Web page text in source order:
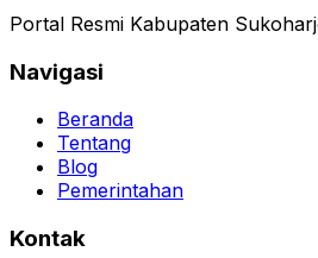
Portal Sukoharjo
Kabupaten Sukoharjo
Portal Resmi Kabupaten Sukoharjo
Navigasi
Beranda
Tentang
Pemerintahan